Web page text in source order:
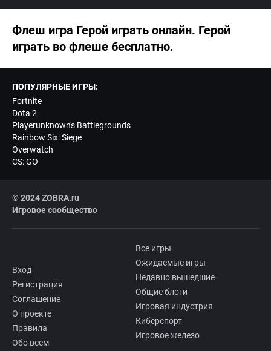
Флеш игра Герой играть онлайн. Герой
играть во флеше бесплатно.
ПОПУЛЯРНЫЕ ИГРЫ:
Fortnite
Dota 2
Playerunknown's Battlegrounds
Rainbow Six: Siege
Overwatch
CS: GO
© 2024 ZOBRA.ru
Игровое сообщество
Вход
Регистрация
Соглашение
О проекте
Правила
Обо всем
Все игры
Ожидаемые игры
Недавно вышедшие
Общие блоги
Игровая индустрия
Киберспорт
Игровое железо